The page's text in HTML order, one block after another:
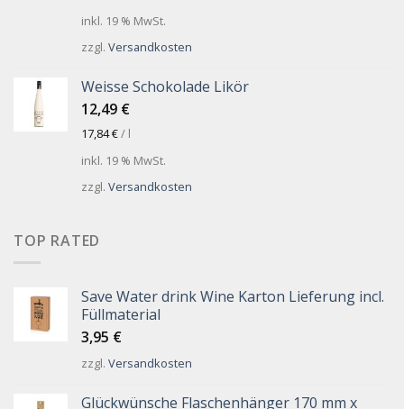
inkl. 19 % MwSt.
zzgl. Versandkosten
Weisse Schokolade Likör
12,49 €
17,84€/ l
inkl. 19 % MwSt.
zzgl. Versandkosten
TOP RATED
Save Water drink Wine Karton Lieferung incl.
Füllmaterial
3,95 €
zzgl. Versandkosten
Glückwünsche Flaschenhänger 170 mm x